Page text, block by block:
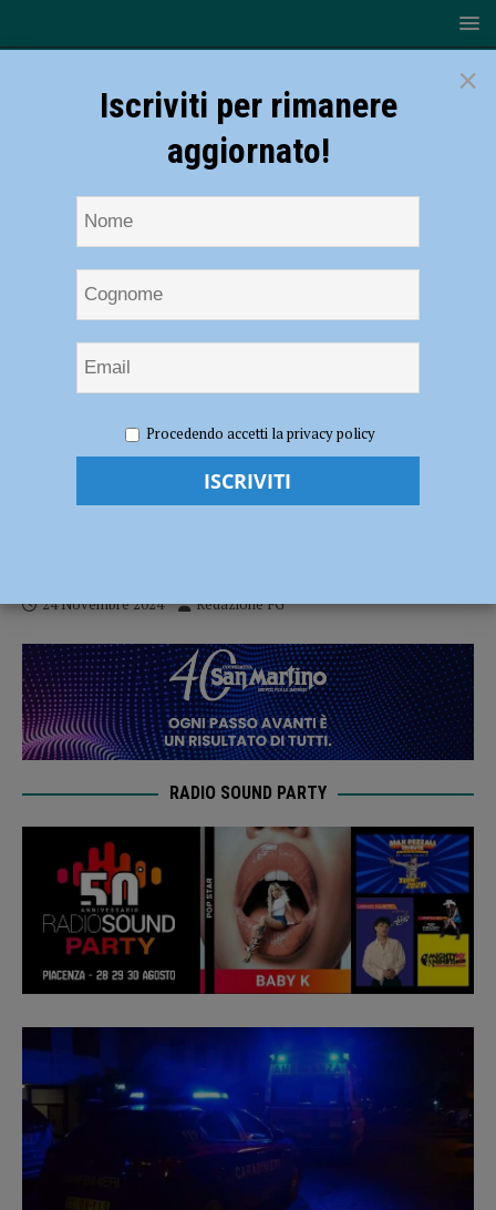
trovato senza vita in un lago di sangue con tagli al collo: indagini in
Bettola, trovato senza vita in un lago di
24 Novembre 2024 Redazione FG
RADIO SOUND PARTY
×
Iscriviti per rimanere
aggiornato!
Procedendo accetti la privacy policy